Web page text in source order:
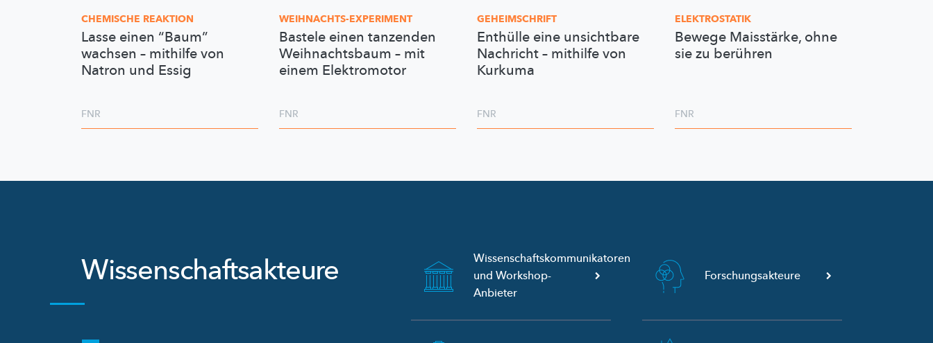
CHEMISCHE REAKTION
Lasse einen “Baum”
wachsen – mithilfe von
Natron und Essig
FNR
WEIHNACHTS-EXPERIMENT
Bastele einen tanzenden
Weihnachtsbaum – mit
einem Elektromotor
FNR
GEHEIMSCHRIFT
Enthülle eine unsichtbare
Nachricht – mithilfe von
Kurkuma
FNR
ELEKTROSTATIK
Bewege Maisstärke, ohne
sie zu berühren
FNR
Wissenschaftsakteure
Wissenschaftskommunikatoren
und Workshop-
Anbieter
Forschungsakteure